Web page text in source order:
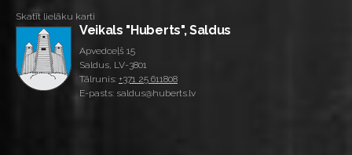
Skatīt lielāku karti
Veikals "Huberts", Saldus
Apvedceļš 15
Saldus, LV-3801
Tālrunis: +371 25 611808
E-pasts: saldus@huberts.lv